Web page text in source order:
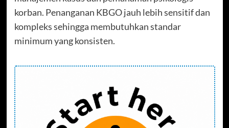
korban. Penanganan KBGO jauh lebih sensitif dan
kompleks sehingga membutuhkan standar
minimum yang konsisten.